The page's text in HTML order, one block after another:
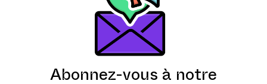
Abonnez-vous à notre